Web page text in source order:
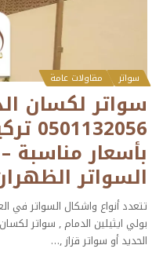
سواتر مقاولات عامة
سواتر لكسان
بأسعار مناسبة
السواتر
تتعدد أنواع واشكال السواتر
بولي ايثيلين الدمام , سواتر
الحديد أو سواتر قزاز ,…